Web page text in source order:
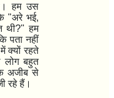
हम उस
"अरे भई,
थी?"हम
पता नहीं
क्यों रहते
बहुत
अजीब से
रहे हैं।